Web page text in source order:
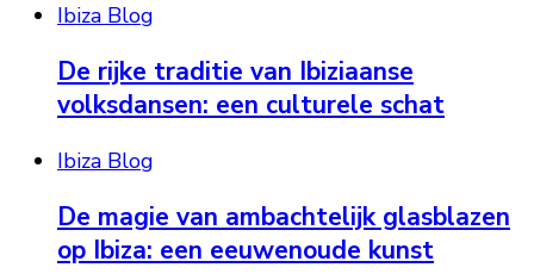
Ibiza Blog
De rijke traditie van Ibiziaanse
volksdansen: een culturele schat
Ibiza Blog
De magie van ambachtelijk glasblazen
op Ibiza: een eeuwenoude kunst